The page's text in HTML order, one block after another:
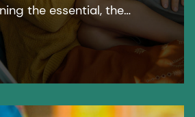
the essential, the
sustainable.